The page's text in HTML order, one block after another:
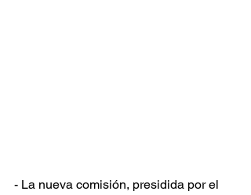
- La nueva comisión, presidida por el